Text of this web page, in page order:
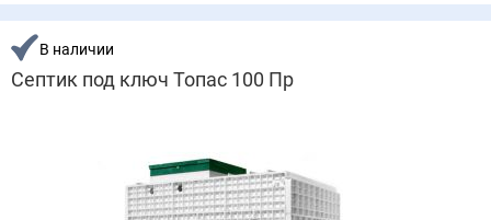
В наличии
Септик под ключ Топас 100 Пр